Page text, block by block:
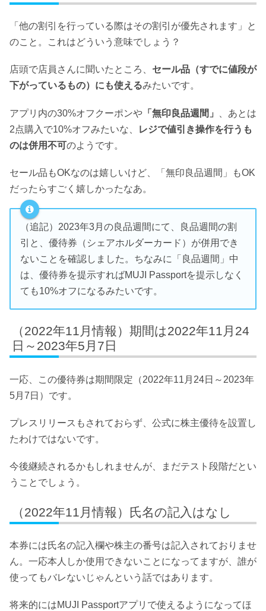
「他の割引を行っている際はその割引が優先されます」と
のこと。これはどういう意味でしょう？
店頭で店員さんに聞いたところ、 セール品（すでに値段が
下がっているもの）にも使えるみたいです。
アプリ内の30%オフクーポンや 「無印良品週間」
、あとは
2点購入で10%オフみたいな、
レジで値引き操作を行うも
のは併用不可のようです。
セール品もOKなのは嬉しいけど、「無印良品週間」もOK
だったらすごく嬉しかったなあ。
（追記）2023年3月の良品週間にて、良品週間の割
引と、優待券（シェアホルダーカード）が併用でき
ないことを確認しました。ちなみに「良品週間」中
は、優待券を提示すればMUJI Passportを提示しなく
ても10%オフになるみたいです。
（2022年11月情報）期間は2022年11月24
日～2023年5月7日
一応、この優待券は期間限定（2022年11月24日～2023年
5月7日）です。
プレスリリースもされておらず、公式に株主優待を設置し
たわけではないです。
今後継続されるかもしれませんが、まだテスト段階だとい
うことでしょう。
（2022年11月情報）氏名の記入はなし
本券には氏名の記入欄や株主の番号は記入されておりませ
ん。一応本人しか使用できないことになってますが、誰が
使ってもバレないじゃんという話ではあります。
将来的にはMUJI Passportアプリで使えるようになってほ